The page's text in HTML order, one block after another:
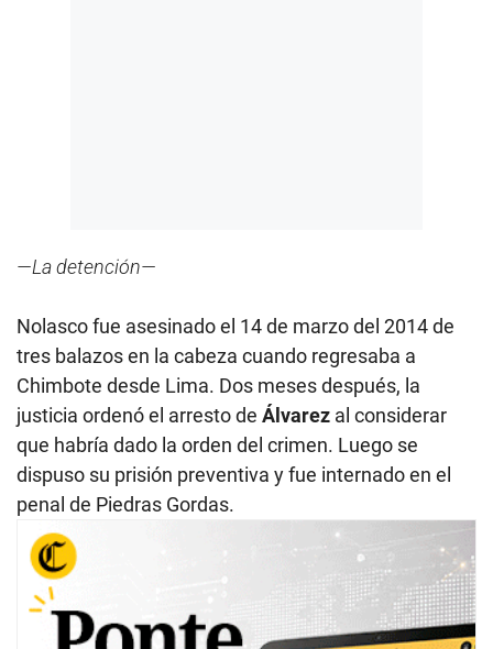
—La detención—
Nolasco fue asesinado el 14 de marzo del 2014 de
tres balazos en la cabeza cuando regresaba a
Chimbote desde Lima. Dos meses después, la
justicia ordenó el arresto de Álvarez al considerar
que habría dado la orden del crimen. Luego se
dispuso su prisión preventiva y fue internado en el
penal de Piedras Gordas.